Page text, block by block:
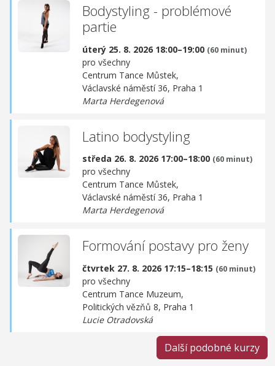
Bodystyling - problémové
partie
úterý 25. 8. 2026 18:00–19:00 (60 minut)
pro všechny
Centrum Tance Můstek,
Václavské náměstí 36, Praha 1
Marta Herdegenová
Latino bodystyling
středa 26. 8. 2026 17:00–18:00 (60 minut)
pro všechny
Centrum Tance Můstek,
Václavské náměstí 36, Praha 1
Marta Herdegenová
Formování postavy pro ženy
čtvrtek 27. 8. 2026 17:15–18:15 (60 minut)
pro všechny
Centrum Tance Muzeum,
Politických vězňů 8, Praha 1
Lucie Otradovská
Další podobné kurzy